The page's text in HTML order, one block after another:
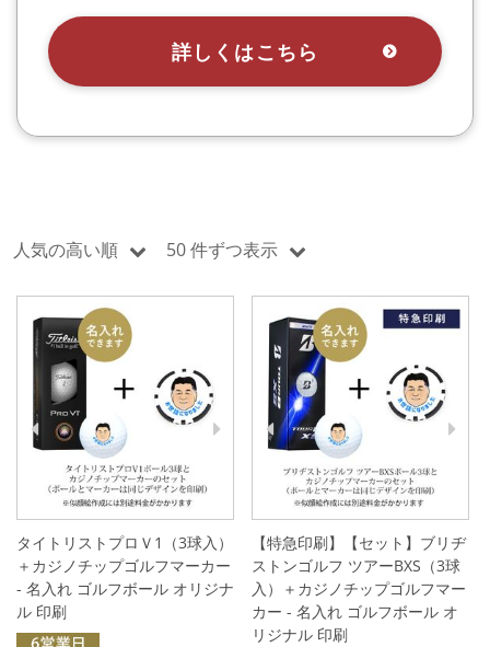
詳しくはこちら
人気の高い順 50 件ずつ表示
タイトリストプロＶ1（3球入）
＋カジノチップゴルフマーカー
- 名入れ ゴルフボール オリジナ
ル 印刷
【特急印刷】【セット】ブリヂ
ストンゴルフ ツアーBXS（3球
入）＋カジノチップゴルフマー
カー - 名入れ ゴルフボール オ
リジナル 印刷